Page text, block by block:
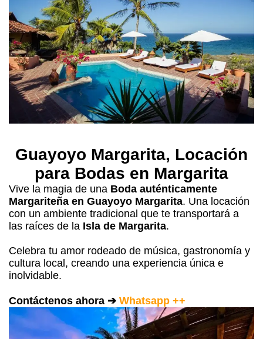
Guayoyo Margarita, Locación
para Bodas en Margarita
Vive la magia de una Boda auténticamente
Margariteña en Guayoyo Margarita. Una locación
con un ambiente tradicional que te transportará a
las raíces de la Isla de Margarita.
Celebra tu amor rodeado de música, gastronomía y
cultura local, creando una experiencia única e
inolvidable.
Contáctenos ahora ➔ Whatsapp ++